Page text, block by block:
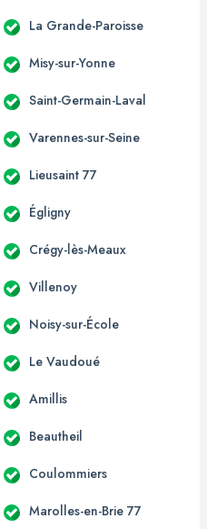
La Grande-Paroisse
Misy-sur-Yonne
Saint-Germain-Laval
Varennes-sur-Seine
Lieusaint 77
Égligny
Crégy-lès-Meaux
Villenoy
Noisy-sur-École
Le Vaudoué
Amillis
Beautheil
Coulommiers
Marolles-en-Brie 77